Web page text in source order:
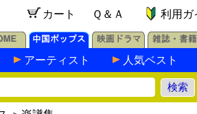
カート Ｑ＆Ａ 利用ガ
アーティスト 人気ベスト